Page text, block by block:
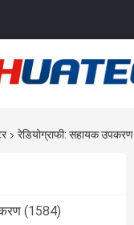
रेडियोग्राफी: सहायक उपकरण
(1584)